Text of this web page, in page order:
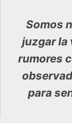
Somos
juzgar la
rumores
para